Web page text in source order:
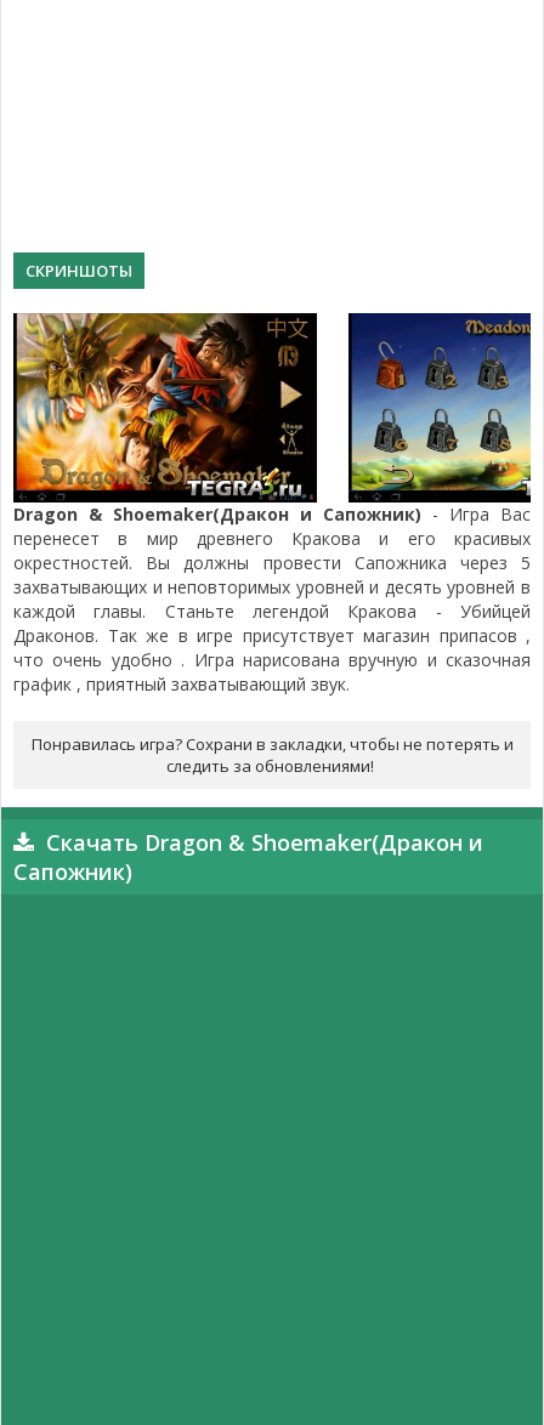
СКРИНШОТЫ
Dragon & Shoemaker(Дракон и Сапожник) - Игра Вас
перенесет в мир древнего Кракова и его красивых
окрестностей. Вы должны провести Сапожника через 5
захватывающих и неповторимых уровней и десять уровней в
каждой главы. Станьте легендой Кракова - Убийцей
Драконов. Так же в игре присутствует магазин припасов ,
что очень удобно . Игра нарисована вручную и сказочная
график , приятный захватывающий звук.
Понравилась игра? Сохрани в закладки, чтобы не потерять и
следить за обновлениями!
Скачать Dragon & Shoemaker(Дракон и
Сапожник)